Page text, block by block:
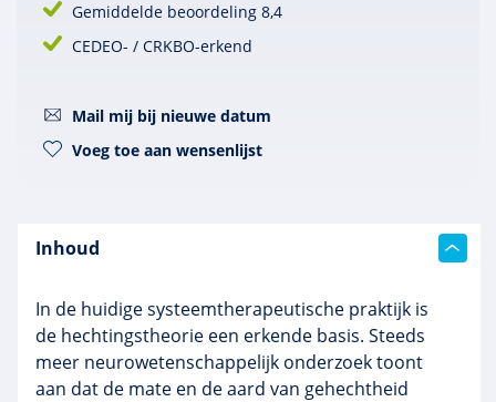
Gemiddelde beoordeling 8,4
CEDEO- / CRKBO-erkend
Mail mij bij nieuwe datum
Voeg toe aan wensenlijst
Inhoud
In de huidige systeemtherapeutische praktijk is
de hechtingstheorie een erkende basis. Steeds
meer neurowetenschappelijk onderzoek toont
aan dat de mate en de aard van gehechtheid